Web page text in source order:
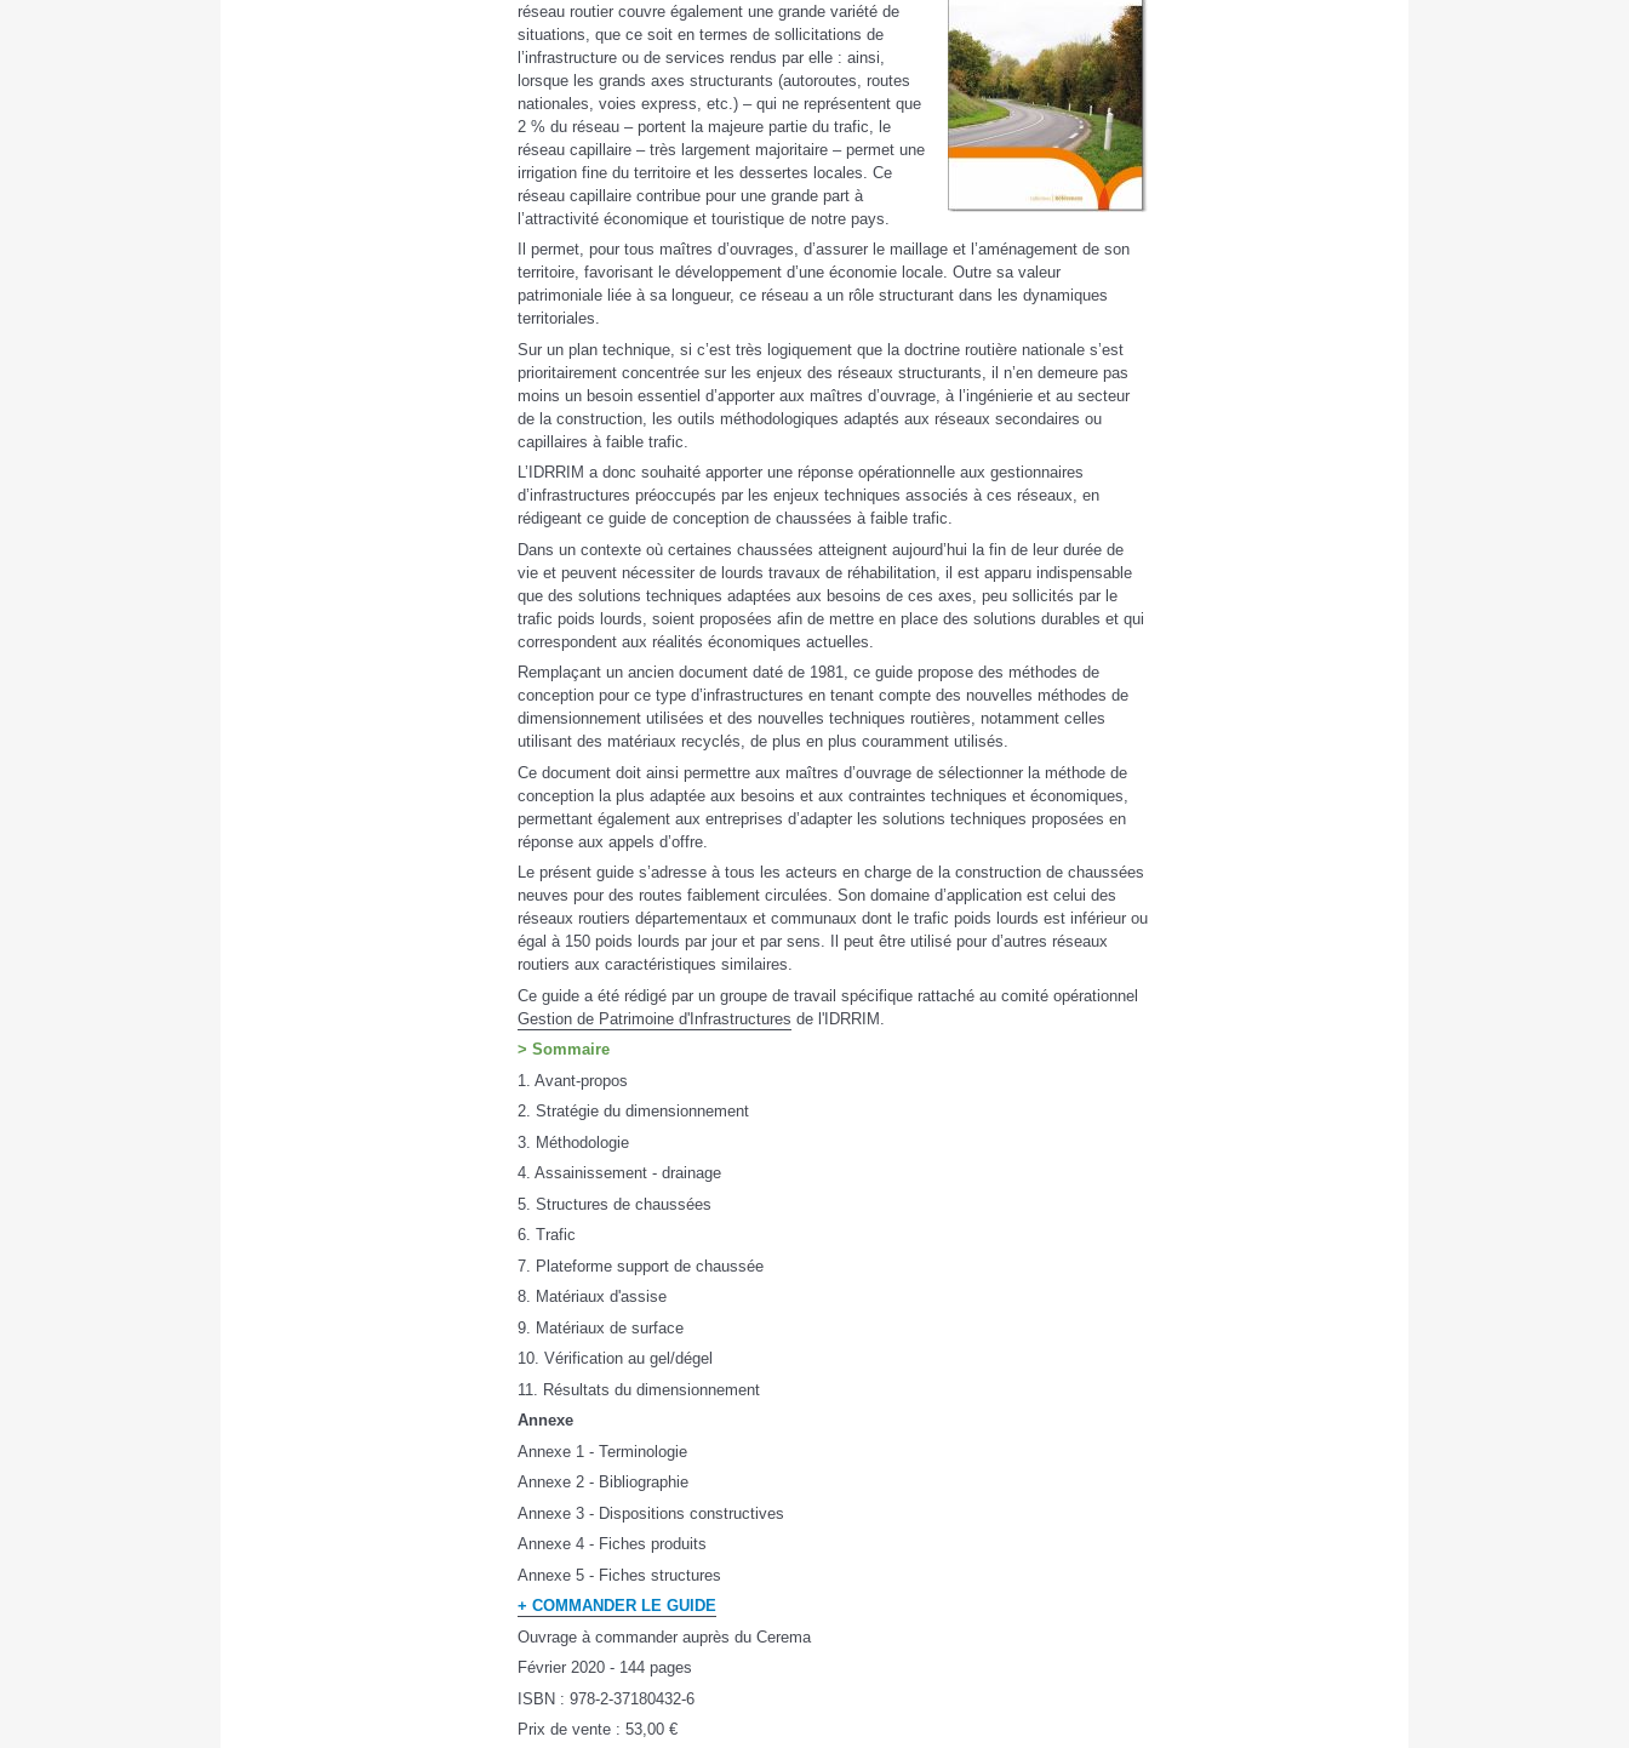
réseau routier couvre également une grande variété de
situations, que ce soit en termes de sollicitations de
l’infrastructure ou de services rendus par elle : ainsi,
lorsque les grands axes structurants (autoroutes, routes
nationales, voies express, etc.) – qui ne représentent que
2 % du réseau – portent la majeure partie du trafic, le
réseau capillaire – très largement majoritaire – permet une
irrigation fine du territoire et les dessertes locales. Ce
réseau capillaire contribue pour une grande part à
l’attractivité économique et touristique de notre pays.
Il permet, pour tous maîtres d’ouvrages, d’assurer le maillage et l’aménagement de son
territoire, favorisant le développement d’une économie locale. Outre sa valeur
patrimoniale liée à sa longueur, ce réseau a un rôle structurant dans les dynamiques
territoriales.
Sur un plan technique, si c’est très logiquement que la doctrine routière nationale s’est
prioritairement concentrée sur les enjeux des réseaux structurants, il n’en demeure pas
moins un besoin essentiel d’apporter aux maîtres d’ouvrage, à l’ingénierie et au secteur
de la construction, les outils méthodologiques adaptés aux réseaux secondaires ou
capillaires à faible trafic.
L’IDRRIM a donc souhaité apporter une réponse opérationnelle aux gestionnaires
d’infrastructures préoccupés par les enjeux techniques associés à ces réseaux, en
rédigeant ce guide de conception de chaussées à faible trafic.
Dans un contexte où certaines chaussées atteignent aujourd’hui la fin de leur durée de
vie et peuvent nécessiter de lourds travaux de réhabilitation, il est apparu indispensable
que des solutions techniques adaptées aux besoins de ces axes, peu sollicités par le
trafic poids lourds, soient proposées afin de mettre en place des solutions durables et qui
correspondent aux réalités économiques actuelles.
Remplaçant un ancien document daté de 1981, ce guide propose des méthodes de
conception pour ce type d’infrastructures en tenant compte des nouvelles méthodes de
dimensionnement utilisées et des nouvelles techniques routières, notamment celles
utilisant des matériaux recyclés, de plus en plus couramment utilisés.
Ce document doit ainsi permettre aux maîtres d’ouvrage de sélectionner la méthode de
conception la plus adaptée aux besoins et aux contraintes techniques et économiques,
permettant également aux entreprises d’adapter les solutions techniques proposées en
réponse aux appels d’offre.
Le présent guide s’adresse à tous les acteurs en charge de la construction de chaussées
neuves pour des routes faiblement circulées. Son domaine d’application est celui des
réseaux routiers départementaux et communaux dont le trafic poids lourds est inférieur ou
égal à 150 poids lourds par jour et par sens. Il peut être utilisé pour d’autres réseaux
routiers aux caractéristiques similaires.
Ce guide a été rédigé par un groupe de travail spécifique rattaché au comité opérationnel
Gestion de Patrimoine d'Infrastructures de l'IDRRIM.
> Sommaire
1. Avant-propos
2. Stratégie du dimensionnement
3. Méthodologie
4. Assainissement - drainage
5. Structures de chaussées
6. Trafic
7. Plateforme support de chaussée
8. Matériaux d'assise
9. Matériaux de surface
10. Vérification au gel/dégel
11. Résultats du dimensionnement
Annexe
Annexe 1 - Terminologie
Annexe 2 - Bibliographie
Annexe 3 - Dispositions constructives
Annexe 4 - Fiches produits
Annexe 5 - Fiches structures
+ COMMANDER LE GUIDE
Ouvrage à commander auprès du Cerema
Février 2020 - 144 pages
ISBN : 978-2-37180432-6
Prix de vente : 53,00 €